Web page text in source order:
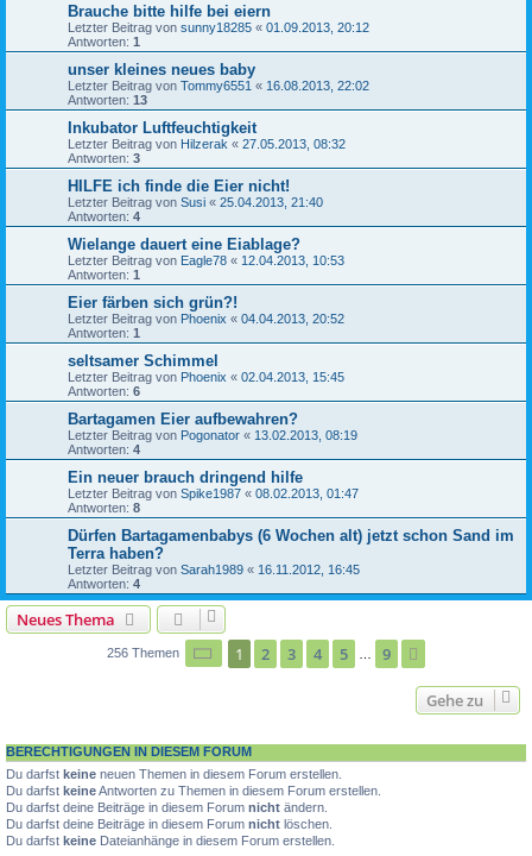
Brauche bitte hilfe bei eiern
Letzter Beitrag von sunny18285 « 01.09.2013, 20:12
Antworten: 1
unser kleines neues baby
Letzter Beitrag von Tommy6551 « 16.08.2013, 22:02
Antworten: 13
Inkubator Luftfeuchtigkeit
Letzter Beitrag von Hilzerak « 27.05.2013, 08:32
Antworten: 3
HILFE ich finde die Eier nicht!
Letzter Beitrag von Susi « 25.04.2013, 21:40
Antworten: 4
Wielange dauert eine Eiablage?
Letzter Beitrag von Eagle78 « 12.04.2013, 10:53
Antworten: 1
Eier färben sich grün?!
Letzter Beitrag von Phoenix « 04.04.2013, 20:52
Antworten: 1
seltsamer Schimmel
Letzter Beitrag von Phoenix « 02.04.2013, 15:45
Antworten: 6
Bartagamen Eier aufbewahren?
Letzter Beitrag von Pogonator « 13.02.2013, 08:19
Antworten: 4
Ein neuer brauch dringend hilfe
Letzter Beitrag von Spike1987 « 08.02.2013, 01:47
Antworten: 8
Dürfen Bartagamenbabys (6 Wochen alt) jetzt schon Sand im
Terra haben?
Letzter Beitrag von Sarah1989 « 16.11.2012, 16:45
Antworten: 4
Neues Thema
256 Themen Seite 1von
1 2 3 4 5 9
Gehe zu
BERECHTIGUNGEN IN DIESEM FORUM
Du darfst keine neuen Themen in diesem Forum erstellen.
Du darfst keineAntworten zu Themen in diesem Forum erstellen.
Du darfst deine Beiträge in diesem Forum nicht ändern.
Du darfst deine Beiträge in diesem Forum nicht löschen.
Du darfst keine Dateianhänge in diesem Forum erstellen.